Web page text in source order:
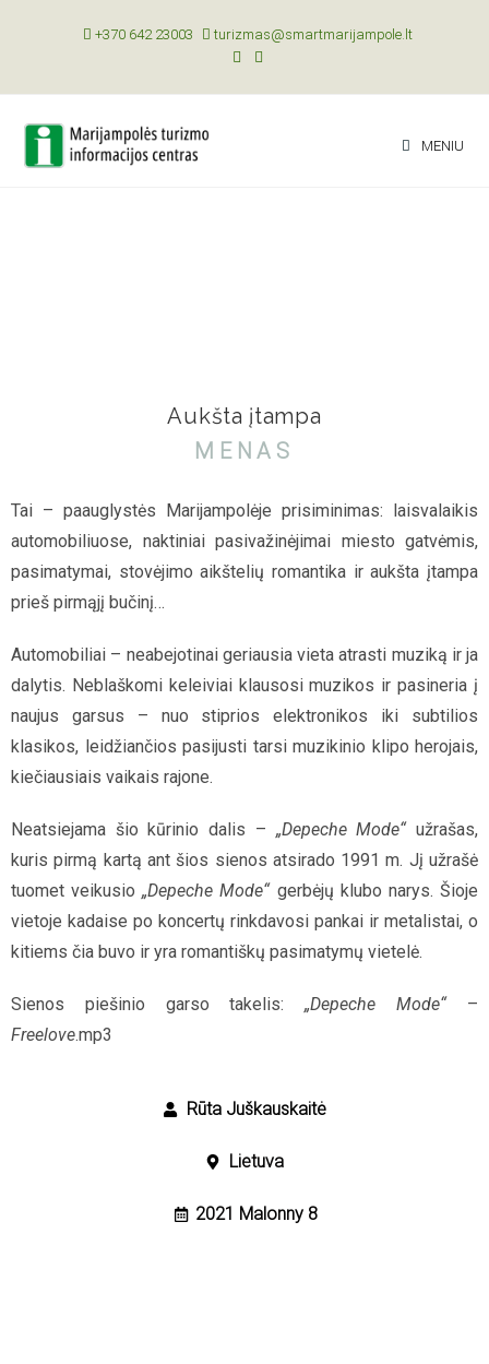
+370 642 23003 turizmas@smartmarijampole.lt
MENIU
Aukšta įtampa
MENAS
Tai – paauglystės Marijampolėje prisiminimas: laisvalaikis
automobiliuose, naktiniai pasivažinėjimai miesto gatvėmis,
pasimatymai, stovėjimo aikštelių romantika ir aukšta įtampa
prieš pirmąjį bučinį…
Automobiliai – neabejotinai geriausia vieta atrasti muziką ir ja
dalytis. Neblaškomi keleiviai klausosi muzikos ir pasineria į
naujus garsus – nuo stiprios elektronikos iki subtilios
klasikos, leidžiančios pasijusti tarsi muzikinio klipo herojais,
kiečiausiais vaikais rajone.
Neatsiejama šio kūrinio dalis – „Depeche Mode“užrašas,
kuris pirmą kartą ant šios sienos atsirado 1991 m. Jį užrašė
tuomet veikusio„Depeche Mode“gerbėjų klubo narys. Šioje
vietoje kadaise po koncertų rinkdavosi pankai ir metalistai, o
kitiems čia buvo ir yra romantiškų pasimatymų vietelė.
Sienos piešinio garso takelis:„Depeche Mode“–
Freelove.mp3
Rūta Juškauskaitė
Lietuva
2021 Malonny 8